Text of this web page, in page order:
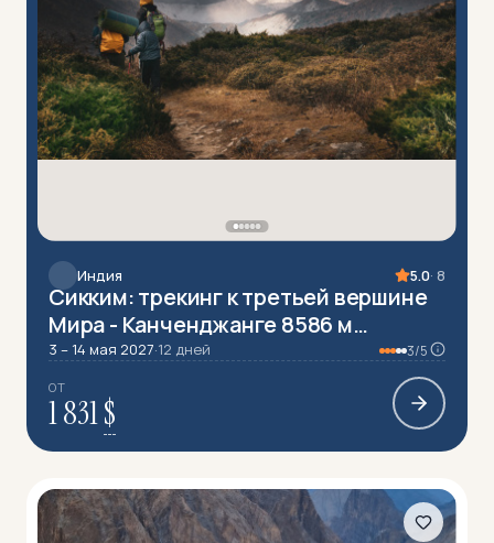
Индия 5.0· 8
Сикким: трекинг к третьей вершине
Мира - Канченджанге 8586 м
(разведка)
3 – 14 мая 2027·12 дней 3/5
ОТ
1 831$